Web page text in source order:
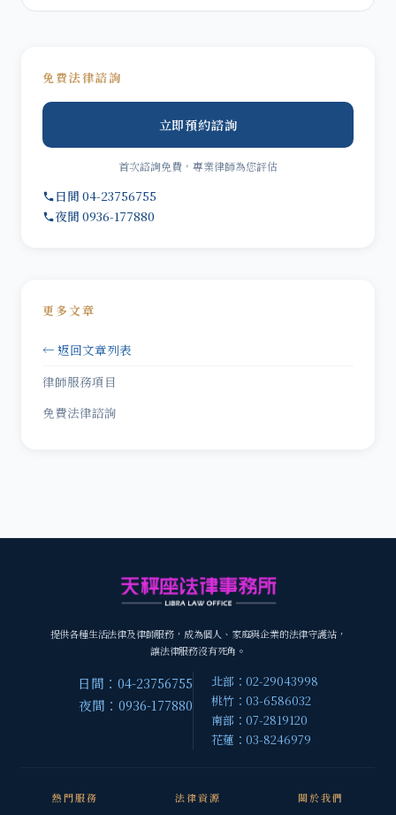
免費法律諮詢
立即預約諮詢
首次諮詢免費，專業律師為您評估
日間 04-23756755
夜間 0936-177880
更多文章
← 返回文章列表
律師服務項目
免費法律諮詢
提供各種生活法律及律師服務，成為個人、家庭與企業的法律守護站，
讓法律服務沒有死角。
日間：04-23756755
夜間：0936-177880
北部：02-29043998
桃竹：03-6586032
南部：07-2819120
花蓮：03-8246979
熱門服務 法律資源 關於我們